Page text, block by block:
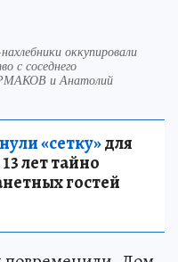
оккупировали
с соседнего
и Анатолий
«сетку»для
лет тайно
гостей